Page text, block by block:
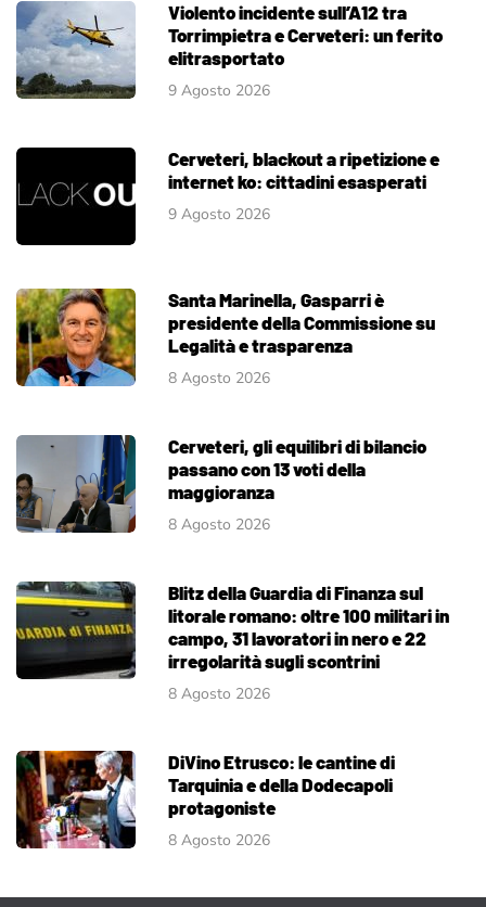
Violento incidente sull’A12 tra
Torrimpietra e Cerveteri: un ferito
elitrasportato
9 Agosto 2026
Cerveteri, blackout a ripetizione e
internet ko: cittadini esasperati
9 Agosto 2026
Santa Marinella, Gasparri è
presidente della Commissione su
Legalità e trasparenza
8 Agosto 2026
Cerveteri, gli equilibri di bilancio
passano con 13 voti della
maggioranza
8 Agosto 2026
Blitz della Guardia di Finanza sul
litorale romano: oltre 100 militari in
campo, 31 lavoratori in nero e 22
irregolarità sugli scontrini
8 Agosto 2026
DiVino Etrusco: le cantine di
Tarquinia e della Dodecapoli
protagoniste
8 Agosto 2026